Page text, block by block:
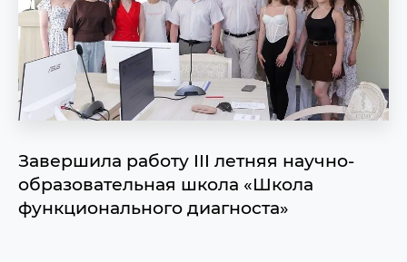
Завершила работу III летняя научно-
образовательная школа «Школа
функционального диагноста»